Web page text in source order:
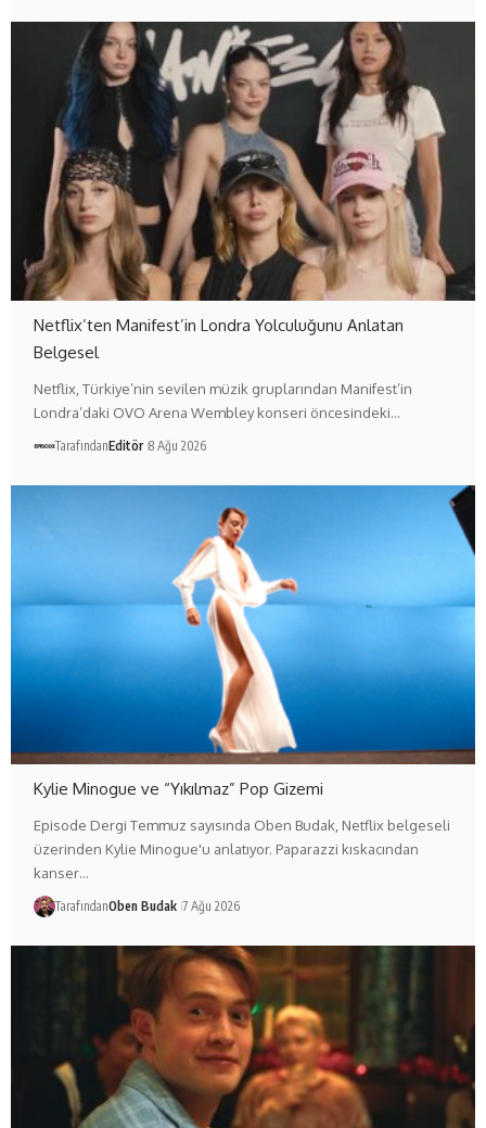
Netflix’ten Manifest’in Londra Yolculuğunu Anlatan
Belgesel
Netflix, Türkiye’nin sevilen müzik gruplarından Manifest’in
Londra’daki OVO Arena Wembley konseri öncesindeki…
TarafındanEditör 8 Ağu 2026
Kylie Minogue ve “Yıkılmaz” Pop Gizemi
Episode Dergi Temmuz sayısında Oben Budak, Netflix belgeseli
üzerinden Kylie Minogue'u anlatıyor. Paparazzi kıskacından
kanser…
TarafındanOben Budak 7 Ağu 2026